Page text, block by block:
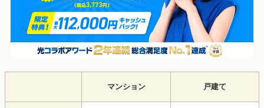
マンション 戸建て